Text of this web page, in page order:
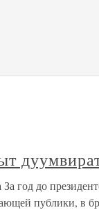
год до
публики, в